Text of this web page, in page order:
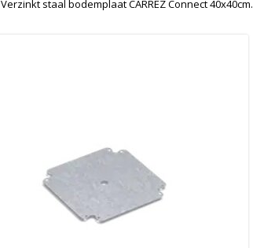
Verzinkt staal bodemplaat CARREZ Connect 40x40cm.